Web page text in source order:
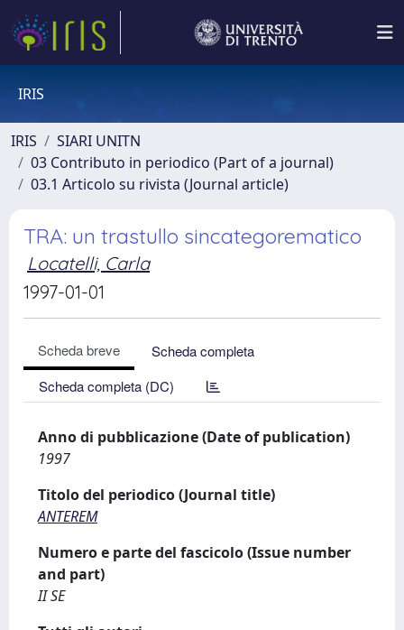
IRIS
IRIS
SIARI UNITN
03 Contributo in periodico (Part of a journal)
03.1 Articolo su rivista (Journal article)
TRA: un trastullo sincategorematico
Locatelli, Carla
1997-01-01
Scheda breve
Scheda completa
Scheda completa (DC)
Anno di pubblicazione (Date of publication)
1997
Titolo del periodico (Journal title)
ANTEREM
Numero e parte del fascicolo (Issue number
and part)
II SE